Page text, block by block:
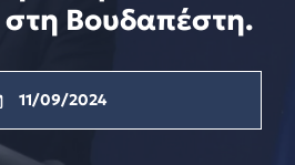
Βουδαπέστη.
11/09/2024